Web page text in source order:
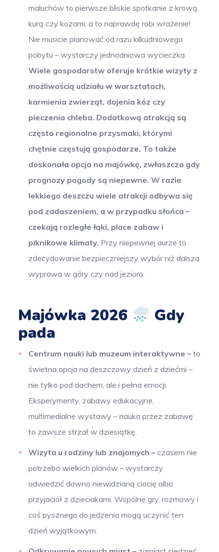
maluchów to pierwsze bliskie spotkanie z krową,
kurą czy kozami, a to naprawdę robi wrażenie!
Nie musicie planować od razu kilkudniowego
pobytu – wystarczy jednodniowa wycieczka.
Wiele gospodarstw oferuje krótkie wizyty z
możliwością udziału w warsztatach,
karmienia zwierząt, dojenia kóz czy
pieczenia chleba. Dodatkową atrakcją są
często regionalne przysmaki, którymi
chętnie częstują gospodarze. To także
doskonała opcja na majówkę, zwłaszcza gdy
prognozy pogody są niepewne. W razie
lekkiego deszczu wiele atrakcji odbywa się
pod zadaszeniem, a w przypadku słońca –
czekają rozległe łąki, place zabaw i
piknikowe klimaty. Przy niepewnej aurze to
zdecydowanie bezpieczniejszy wybór niż dalsza
wyprawa w góry czy nad jezioro.
Majówka 2026
Gdy
pada
Centrum nauki lub muzeum interaktywne –to
świetna opcja na deszczowy dzień z dziećmi –
nie tylko pod dachem, ale i pełna emocji.
Eksperymenty, zabawy edukacyjne,
multimedialne wystawy – nauka przez zabawę
to zawsze strzał w dziesiątkę.
Wizyta u rodziny lub znajomych –czasem nie
potrzeba wielkich planów – wystarczy
odwiedzić dawno niewidzianą ciocię albo
przyjaciół z dzieciakami. Wspólne gry, rozmowy i
coś pysznego do jedzenia mogą uczynić ten
dzień wyjątkowym.